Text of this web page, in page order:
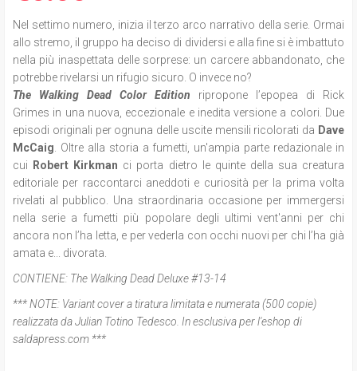
Nel settimo numero, inizia il terzo arco narrativo della serie. Ormai
allo stremo, il gruppo ha deciso di dividersi e alla fine si è imbattuto
nella più inaspettata delle sorprese: un carcere abbandonato, che
potrebbe rivelarsi un rifugio sicuro. O invece no?
The Walking Dead Color Edition ripropone l ’epopea di Rick
Grimes in una nuova, eccezionale e inedita versione a colori. Due
episodi originali per ognuna delle uscite mensili ricolorati da Dave
McCaig . Oltre alla storia a fumetti, un'ampia parte redazionale in
cui
Robert Kirkman ci porta dietro le quinte della sua creatura
editoriale per raccontarci aneddoti e curiosità per la prima volta
rivelati al pubblico. Una straordinaria occasione per immergersi
nella serie a fumetti più popolare degli ultimi vent'anni per chi
ancora non l’ha letta, e per vederla con occhi nuovi per chi l’ha già
amata e... divorata.
CONTIENE: The Walking Dead Deluxe #13-14
*** NOTE: Variant cover a tiratura limitata e numerata (500 copie)
realizzata da Julian Totino Tedesco. In esclusiva per l'eshop di
saldapress.com ***